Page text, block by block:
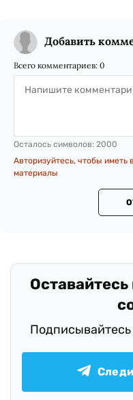
Добавить
Всего комментариев: 0
Осталось символов: 2000
Авторизуйтесь, чтобы иметь
материалы